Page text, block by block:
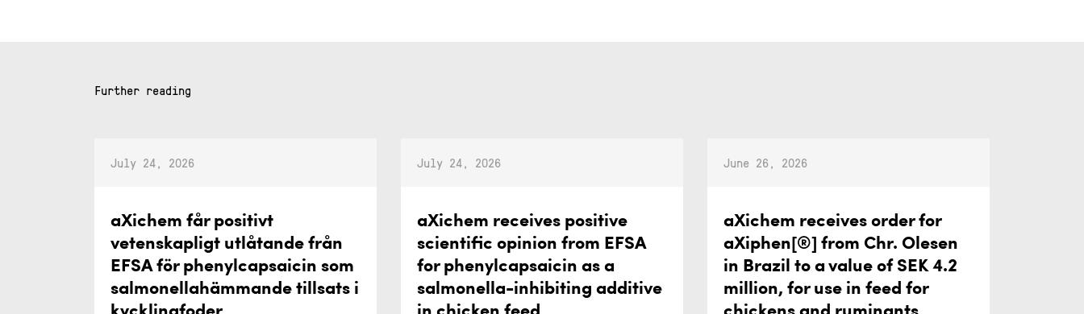
Further reading
July 24, 2026
aXichem får positivt
vetenskapligt utlåtande från
EFSA för phenylcapsaicin som
salmonellahämmande tillsats i
July 24, 2026
aXichem receives positive
scientific opinion from EFSA
for phenylcapsaicin as a
salmonella-inhibiting additive
June 26, 2026
aXichem receives order for
aXiphen[®] from Chr. Olesen
in Brazil to a value of SEK 4.2
million, for use in feed for